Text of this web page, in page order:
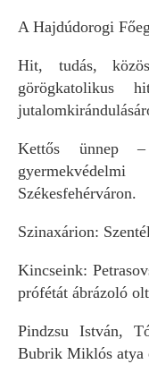
A Hajdúdorogi
Hit, tudás,
görögkatolikus
Kettős ünnep
Székesfehérváron.
Szinaxárion:
Kincseink:
prófétát ábrázoló
Pindzsu István,
Bubrik Miklós atya